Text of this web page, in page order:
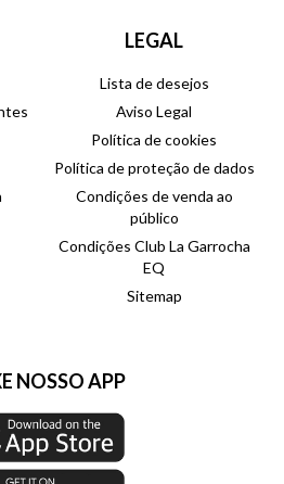
LEGAL
Lista de desejos
Aviso Legal
Política de cookies
Política de proteção de dados
Condições de venda ao
público
Condições Club La Garrocha
EQ
Sitemap
NOSSO APP